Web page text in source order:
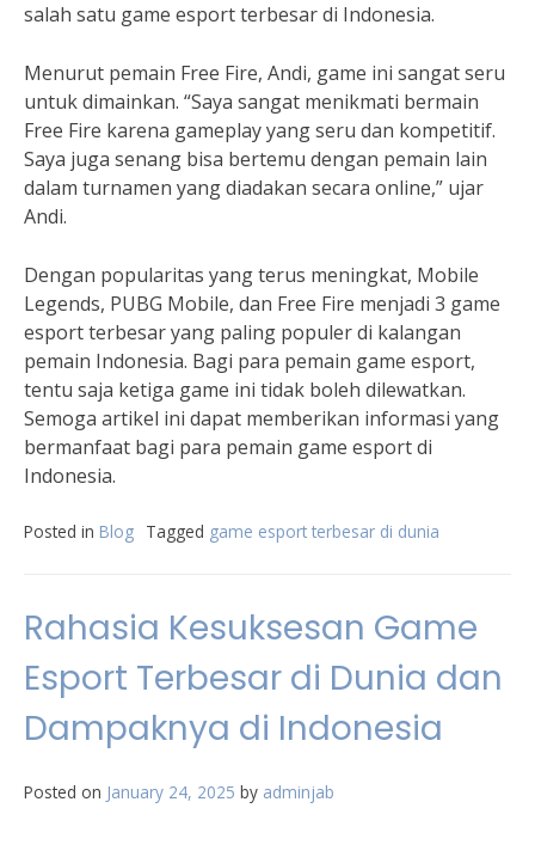
salah satu game esport terbesar di Indonesia.
Menurut pemain Free Fire, Andi, game ini sangat seru
untuk dimainkan. “Saya sangat menikmati bermain
Free Fire karena gameplay yang seru dan kompetitif.
Saya juga senang bisa bertemu dengan pemain lain
dalam turnamen yang diadakan secara online,” ujar
Andi.
Dengan popularitas yang terus meningkat, Mobile
Legends, PUBG Mobile, dan Free Fire menjadi 3 game
esport terbesar yang paling populer di kalangan
pemain Indonesia. Bagi para pemain game esport,
tentu saja ketiga game ini tidak boleh dilewatkan.
Semoga artikel ini dapat memberikan informasi yang
bermanfaat bagi para pemain game esport di
Indonesia.
Posted in Blog Tagged game esport terbesar di dunia
Rahasia Kesuksesan Game
Esport Terbesar di Dunia dan
Dampaknya di Indonesia
Posted on January 24, 2025 by adminjab